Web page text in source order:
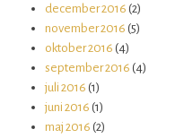
december 2016 (2)
november 2016 (5)
oktober 2016 (4)
september 2016 (4)
juli 2016 (1)
juni 2016 (1)
maj 2016 (2)